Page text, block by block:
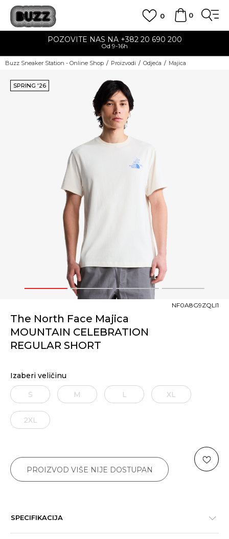
0
0
POZOVITE NAS NA +382 20 690 200
Od 9-16h
Buzz Sneaker Station - Online Shop Proizvodi Odjeća Majica
1 2 3 4
SPRING '26
The North Face Majica
MOUNTAIN CELEBRATION
REGULAR SHORT
NF0A8G9ZQLI1
Izaberi veličinu
S M L XL
2XL
PROIZVOD VIŠE NIJE DOSTUPAN
SPECIFIKACIJA